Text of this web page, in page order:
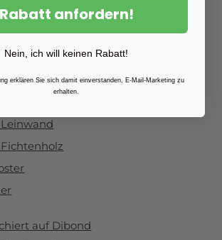
(Acrylglas)
auf Dibond
Rabatt anfordern!
Nein, ich will keinen Rabatt!
erklären Sie sich damit einverstanden, E-Mail-Marketing zu
erhalten.